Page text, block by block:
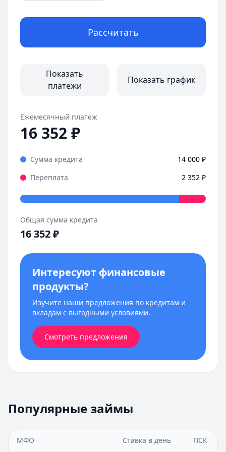
Рассчитать
Показать
платежи
Показать график
Ежемесячный платеж
16 352₽
Сумма кредита 14 000 ₽
Переплата
2 352 ₽
Общая сумма кредита
16 352₽
Интересуют финансовые
продукты?
Изучите наши предложения по кредитам и
вкладам с выгодными условиями.
Смотреть предложения
Популярные займы
МФО Ставка в день ПСК